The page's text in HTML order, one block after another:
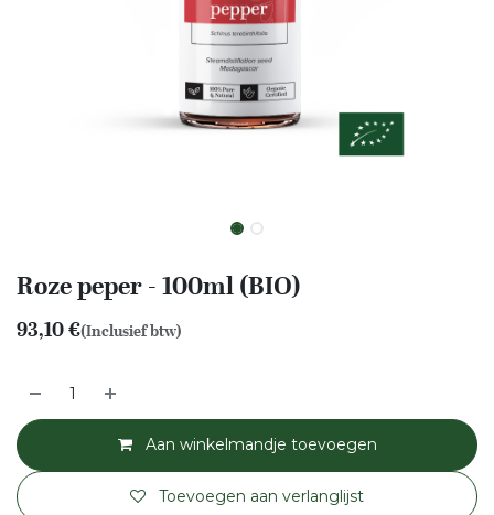
Roze peper - 100ml (BIO)
93,10€(Inclusief btw)
Aan winkelmandje toevoegen
Toevoegen aan verlanglijst